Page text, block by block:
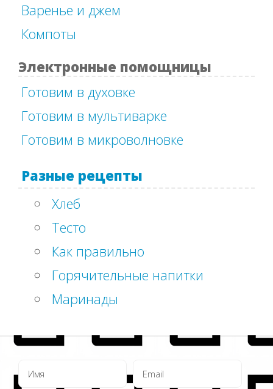
Варенье и джем
Компоты
Электронные помощницы
Готовим в духовке
Готовим в мультиварке
Готовим в микроволновке
Разные рецепты
Хлеб
Тесто
Как правильно
Горячительные напитки
Маринады